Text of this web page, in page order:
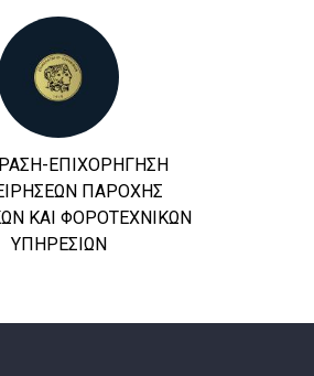
ΕΠΙΧΟΡΗΓΗΣΗ
ΠΑΡΟΧΗΣ
ΚΑΙ ΦΟΡΟΤΕΧΝΙΚΩΝ
ΥΠΗΡΕΣΙΩΝ